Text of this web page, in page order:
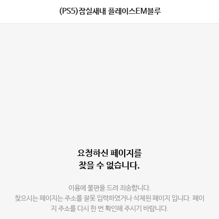
(PS5)잠실새내 플레이스EM블루
요청하신 페이지를
찾을 수 없습니다.
이용에 불편을 드려 죄송합니다.
찾으시는 페이지는 주소를 잘못 입력하였거나 삭제된 페이지 입니다. 페이
지 주소를 다시 한 번 확인해 주시기 바랍니다.